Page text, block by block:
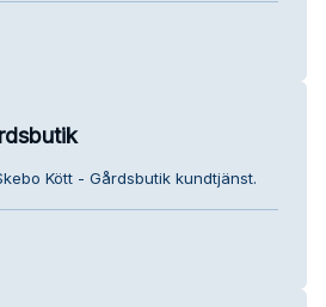
Kött - Gårdsbutik kundtjänst.